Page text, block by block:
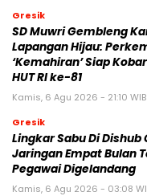
Gresik
SD Muwri Gembleng
Lapangan Hijau:
‘Kemahiran’ Siap
HUT RI ke-81
Kamis, 6 Agu 2026 - 21:10 WIB
Gresik
Lingkar Sabu Di Dishub
Jaringan Empat Bulan
Pegawai Digelandang
Kamis, 6 Agu 2026 - 03:08